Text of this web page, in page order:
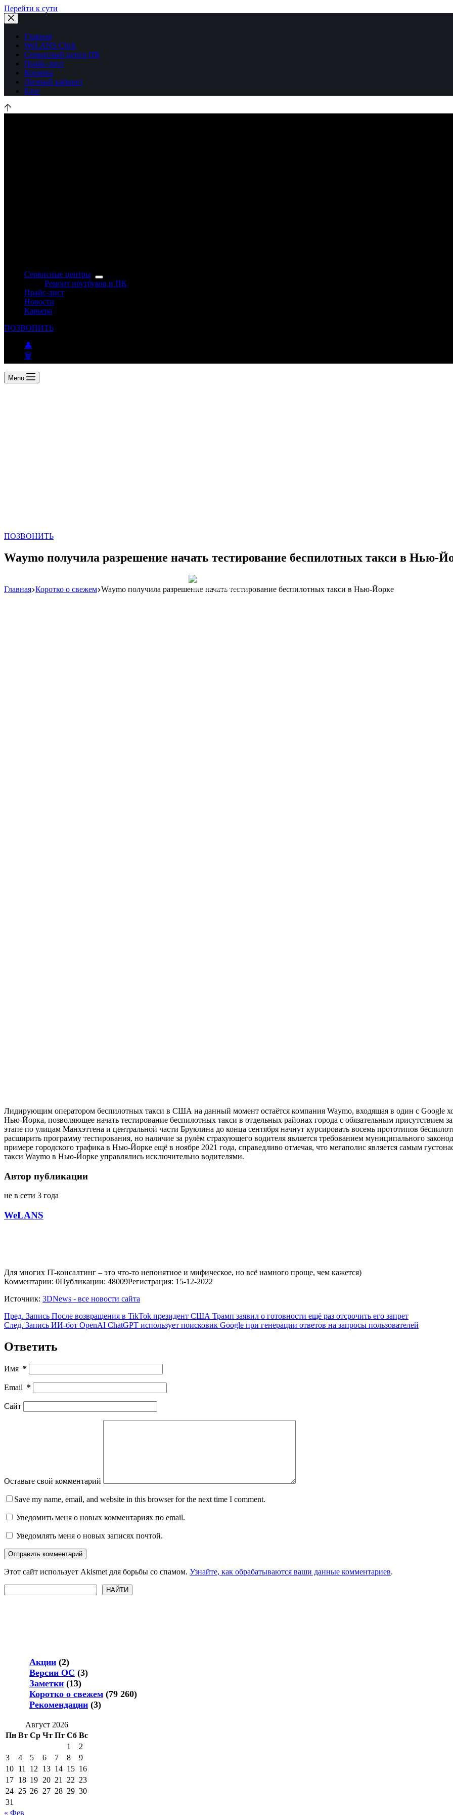
Перейти к сути
Главная
WeLANS Click
Сервисный центр ПК
Прайс-лист
Корзина
Личный кабинет
Блог
Сервисные центры
Ремонт ноутбуков и ПК
Прайс-лист
Новости
Карьера
ПОЗВОНИТЬ
👤
🗑
Menu
ПОЗВОНИТЬ
Waymo получила разрешение начать тестирование беспилотных такси в Нью-
Реклама: WeLANS облако
Главная Коротко о свежем Waymo получила разрешение начать тестирование беспилотных такси в Нью-Йорке
Лидирующим оператором беспилотных такси в США на данный момент остаётся компания Waymo, входящая в один с Google
Нью-Йорка, позволяющее начать тестирование беспилотных такси в отдельных районах города с обязательным присутствием
этапе по улицам Манхэттена и центральной части Бруклина до конца сентября начнут курсировать восемь прототипов
расширить программу тестирования, но наличие за рулём страхующего водителя является требованием муниципального
примере городского трафика в Нью-Йорке ещё в ноябре 2021 года, справедливо отмечая, что мегаполис является самым
такси Waymo в Нью-Йорке управлялись исключительно водителями.
Автор публикации
не в сети 3 года
WeLANS
Для многих IT-консалтинг – это что-то непонятное и мифическое, но всё намного проще, чем кажется)
Комментарии: 0Публикации: 48009Регистрация: 15-12-2022
Источник: 3DNews - все новости сайта
Пред. Запись После возвращения в TikTok президент США Трамп заявил о готовности ещё раз отсрочить его запрет
След. Запись ИИ-бот OpenAI ChatGPT использует поисковик Google при генерации ответов на запросы пользователей
Ответить
Имя *
Email *
Сайт
Оставьте свой комментарий
Save my name, email, and website in this browser for the next time I comment.
Уведомить меня о новых комментариях по email.
Уведомлять меня о новых записях почтой.
Отправить комментарий
Этот сайт использует Akismet для борьбы со спамом. Узнайте, как обрабатываются ваши данные комментариев.
НАЙТИ
Акции (2)
Версии ОС (3)
Заметки (13)
Коротко о свежем (79 260)
Рекомендации (3)
Август 2026
Пн Вт Ср Чт Пт Сб Вс
1
2
3
4 5 6 7 8
9
10 11 12 13 14 15 16
17 18 19 20 21 22 23
24 25 26 27 28 29 30
31
« Фев